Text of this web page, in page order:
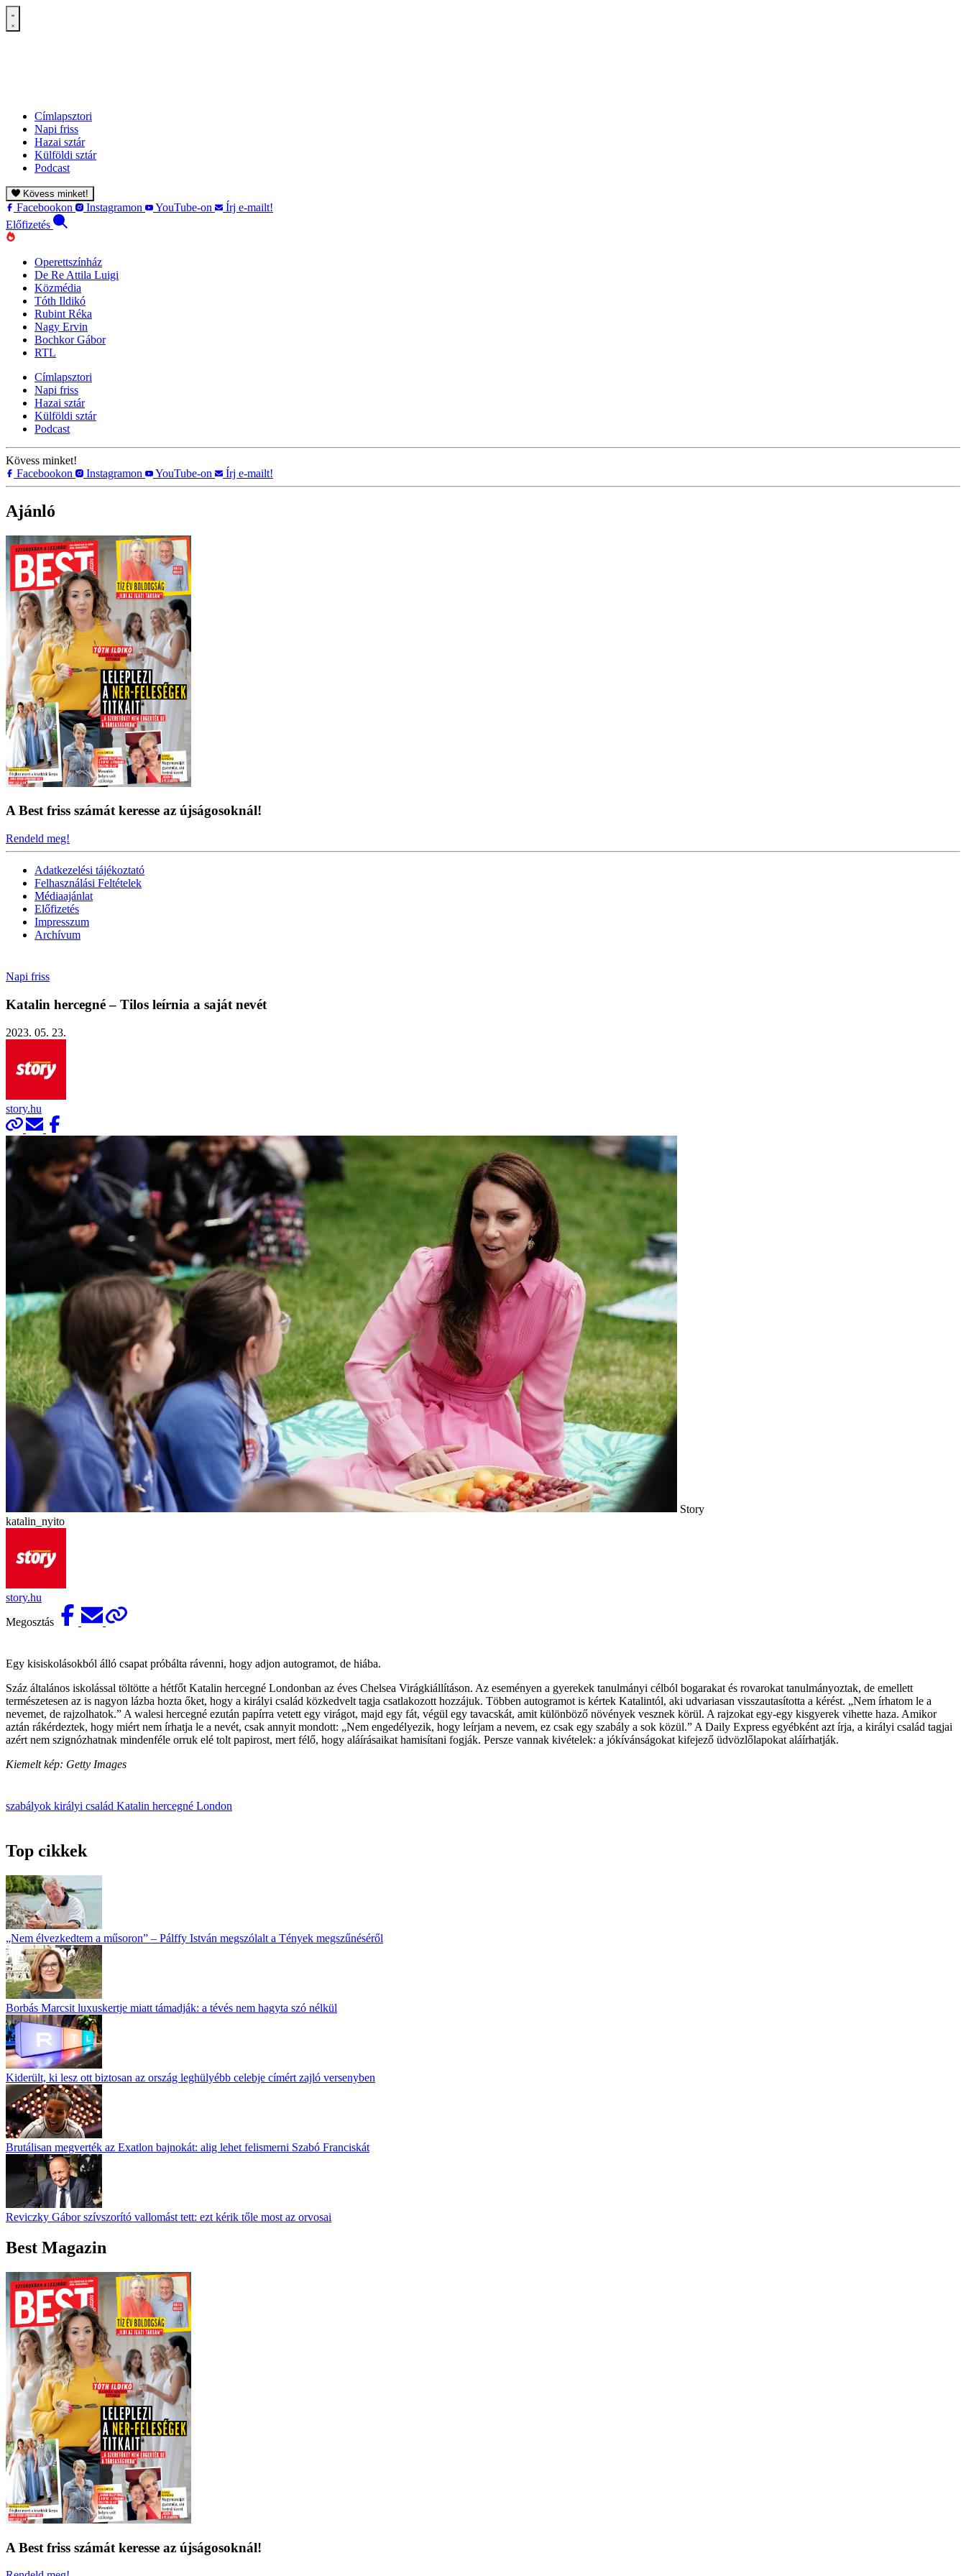
Címlapsztori
Napi friss
Hazai sztár
Külföldi sztár
Podcast
Kövess minket!
Facebookon Instagramon YouTube-on
Írj e-mailt!
Előfizetés
Operettszínház
De Re Attila Luigi
Közmédia
Tóth Ildikó
Rubint Réka
Nagy Ervin
Bochkor Gábor
RTL
Címlapsztori
Napi friss
Hazai sztár
Külföldi sztár
Podcast
Kövess minket!
Facebookon
Instagramon YouTube-on Írj e-mailt!
Ajánló
A Best friss számát keresse az újságosoknál!
Rendeld meg!
Adatkezelési tájékoztató
Felhasználási Feltételek
Médiaajánlat
Előfizetés
Impresszum
Archívum
Napi friss
Katalin hercegné – Tilos leírnia a saját nevét
2023. 05. 23.
story.hu
Story
katalin_nyito
story.hu
Megosztás
Egy kisiskolásokból álló csapat próbálta rávenni, hogy adjon autogramot, de hiába.
Száz általános iskolással töltötte a hétfőt Katalin hercegné Londonban az éves Chelsea Virágkiállításon. Az eseményen a gyerekek tanulmányi célból bogarakat és rovarokat tanulmányoztak, de emellett
természetesen az is nagyon lázba hozta őket, hogy a királyi család közkedvelt tagja csatlakozott hozzájuk. Többen autogramot is kértek Katalintól, aki udvariasan visszautasította a kérést. „Nem írhatom le a
nevemet, de rajzolhatok.” A walesi hercegné ezután papírra vetett egy virágot, majd egy fát, végül egy tavacskát, amit különböző növények vesznek körül. A rajzokat egy-egy kisgyerek vihette haza. Amikor
aztán rákérdeztek, hogy miért nem írhatja le a nevét, csak annyit mondott: „Nem engedélyezik, hogy leírjam a nevem, ez csak egy szabály a sok közül.” A Daily Express egyébként azt írja, a királyi család tagjai
azért nem szignózhatnak mindenféle orruk elé tolt papirost, mert félő, hogy aláírásaikat hamisítani fogják. Persze vannak kivételek: a jókívánságokat kifejező üdvözlőlapokat aláírhatják.
Kiemelt kép: Getty Images
szabályok királyi család Katalin hercegné London
Top cikkek
„Nem élvezkedtem a műsoron” – Pálffy István megszólalt a Tények megszűnéséről
Borbás Marcsit luxuskertje miatt támadják: a tévés nem hagyta szó nélkül
Kiderült, ki lesz ott biztosan az ország leghülyébb celebje címért zajló versenyben
Brutálisan megverték az Exatlon bajnokát: alig lehet felismerni Szabó Franciskát
Reviczky Gábor szívszorító vallomást tett: ezt kérik tőle most az orvosai
Best Magazin
A Best friss számát keresse az újságosoknál!